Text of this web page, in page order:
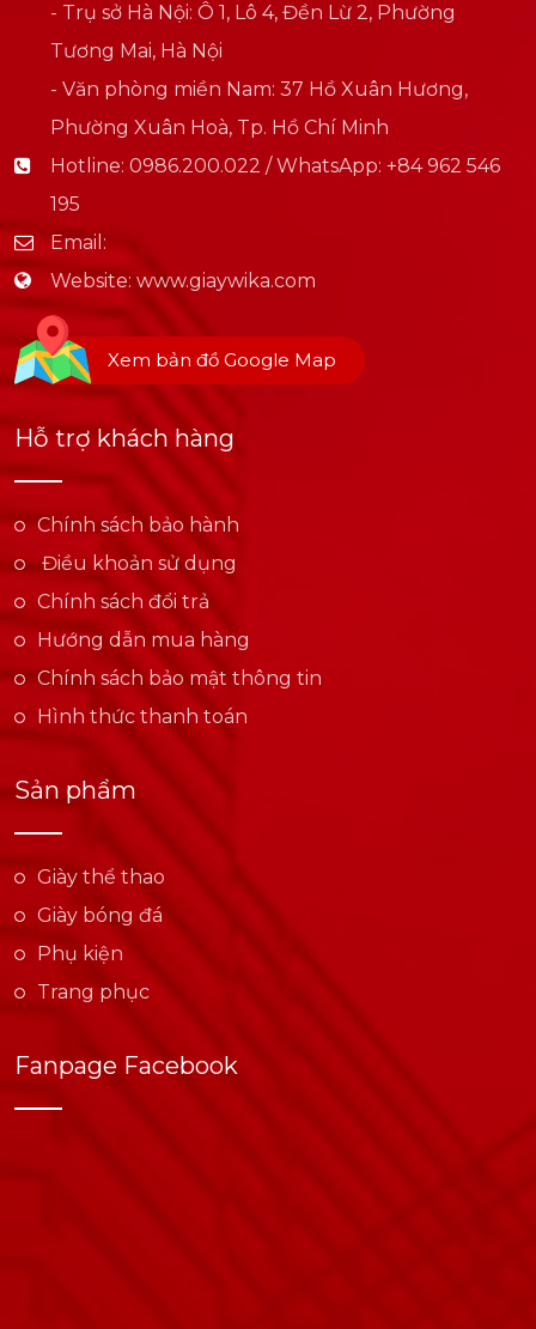
- Trụ sở Hà Nội: Ô 1, Lô 4, Đền Lừ 2, Phường
Tương Mai, Hà Nội
- Văn phòng miền Nam: 37 Hồ Xuân Hương,
Phường Xuân Hoà, Tp. Hồ Chí Minh
Hotline: 0986.200.022 / WhatsApp: +84 962 546
195
Email:
Website: www.giaywika.com
Xem bản đồ Google Map
Hỗ trợ khách hàng
Chính sách bảo hành
Điều khoản sử dụng
Chính sách đổi trả
Hướng dẫn mua hàng
Chính sách bảo mật thông tin
Hình thức thanh toán
Sản phẩm
Giày thể thao
Giày bóng đá
Phụ kiện
Trang phục
Fanpage Facebook